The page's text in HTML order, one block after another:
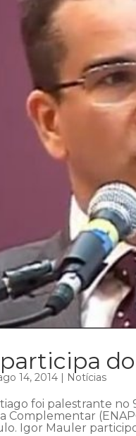
do
14, 2014 Notícias
foi palestrante no
Complementar
Igor Mauler